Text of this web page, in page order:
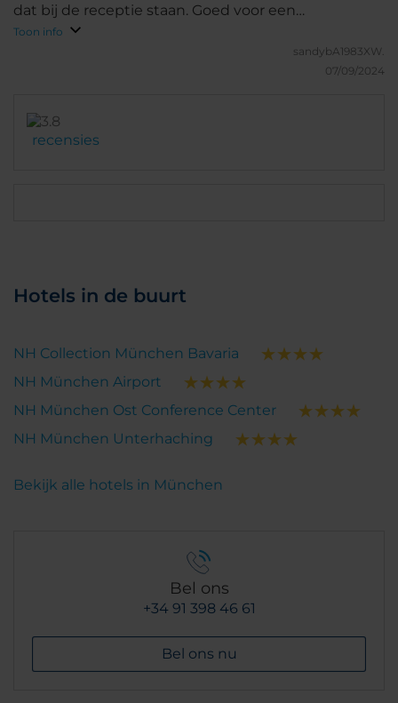
dat bij de receptie staan. Goed voor een
overnachting als tussenstop, maar zeker niet voor
Toon info
sandybA1983XW.
07/09/2024
recensies
Hotels in de buurt
NH Collection München Bavaria
NH München Airport
NH München Ost Conference Center
NH München Unterhaching
Bekijk alle hotels in München
Bel ons
+34 91 398 46 61
Bel ons nu